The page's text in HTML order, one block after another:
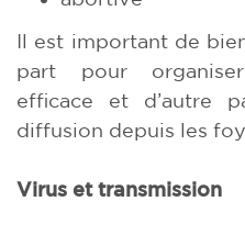
Il est important de
part pour
efficace et d’autre
diffusion depuis les
Virus et transmission